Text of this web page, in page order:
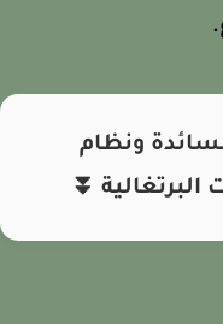
ونظام
⏬